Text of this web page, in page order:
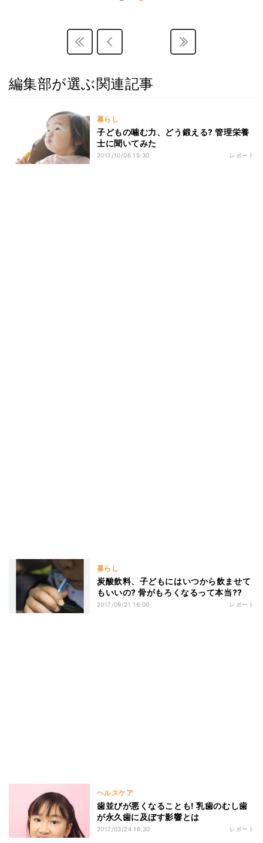
編集部が選ぶ関連記事
暮らし
子どもの噛む力、どう鍛える? 管理栄養
士に聞いてみた
2017/10/06 15:30 レポート
暮らし
炭酸飲料、子どもにはいつから飲ませて
もいいの? 骨がもろくなるって本当??
2017/09/21 16:00 レポート
ヘルスケア
歯並びが悪くなることも! 乳歯のむし歯
が永久歯に及ぼす影響とは
2017/03/24 16:30 レポート